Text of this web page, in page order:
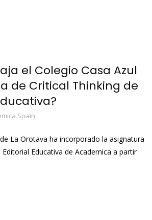
el Colegio Casa Azul
de Critical Thinking de
Spain
La Orotava ha incorporado la asignatura
Educativa de Academica a partir